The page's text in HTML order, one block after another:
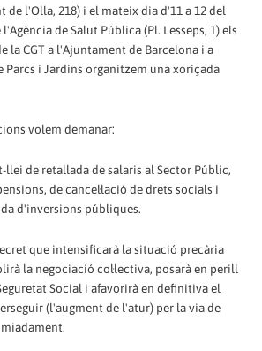
de l'Olla, 218) i el mateix dia d'11 a 12 del
de Salut Pública (Pl. Lesseps, 1) els
la CGT a l'Ajuntament de Barcelona i a
i Jardins organitzem una xoriçada
volem demanar:
llei de retallada de salaris al Sector Públic,
de cancel·lació de drets socials i
d'inversions públiques.
que intensificarà la situació precària
la negociació col·lectiva, posarà en perill
Social i afavorirà en definitiva el
(l'augment de l'atur) per la via de